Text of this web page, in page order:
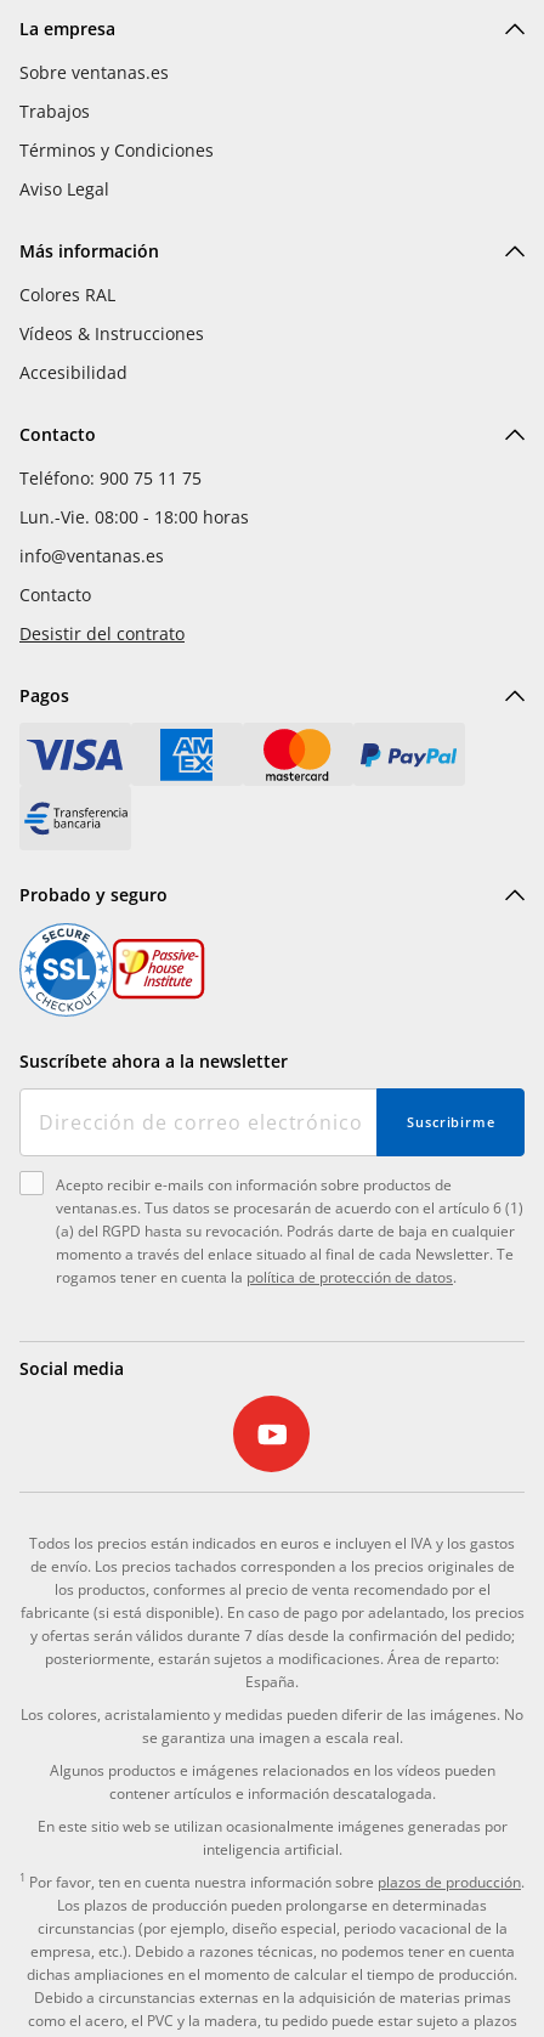
La empresa
Sobre ventanas.es
Trabajos
Términos y Condiciones
Aviso Legal
Más información
Colores RAL
Vídeos & Instrucciones
Accesibilidad
Contacto
Teléfono: 900 75 11 75
Lun.-Vie. 08:00 - 18:00 horas
info@ventanas.es
Contacto
Desistir del contrato
Pagos
Probado y seguro
Suscríbete ahora a la newsletter
Suscribirme
Acepto recibir e-mails con información sobre productos de
ventanas.es. Tus datos se procesarán de acuerdo con el artículo 6 (1)
(a) del RGPD hasta su revocación. Podrás darte de baja en cualquier
momento a través del enlace situado al final de cada Newsletter. Te
rogamos tener en cuenta la política de protección de datos.
Social media
Todos los precios están indicados en euros e incluyen el IVA y los gastos
de envío. Los precios tachados corresponden a los precios originales de
los productos, conformes al precio de venta recomendado por el
fabricante (si está disponible). En caso de pago por adelantado, los precios
y ofertas serán válidos durante 7 días desde la confirmación del pedido;
posteriormente, estarán sujetos a modificaciones. Área de reparto:
España.
Los colores, acristalamiento y medidas pueden diferir de las imágenes. No
se garantiza una imagen a escala real.
Algunos productos e imágenes relacionados en los vídeos pueden
contener artículos e información descatalogada.
En este sitio web se utilizan ocasionalmente imágenes generadas por
inteligencia artificial.
1 Por favor, ten en cuenta nuestra información sobre plazos de producción.
Los plazos de producción pueden prolongarse en determinadas
circunstancias (por ejemplo, diseño especial, periodo vacacional de la
empresa, etc.). Debido a razones técnicas, no podemos tener en cuenta
dichas ampliaciones en el momento de calcular el tiempo de producción.
Debido a circunstancias externas en la adquisición de materias primas
como el acero, el PVC y la madera, tu pedido puede estar sujeto a plazos